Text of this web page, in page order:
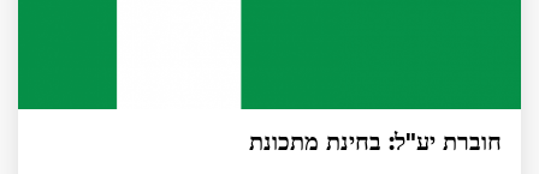
חוברת יע"ל: בחינת מתכונת